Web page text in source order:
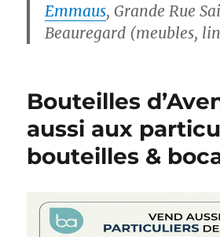
Emmaus, Grande Rue
Beauregard (meubles,
Bouteilles
aussi aux
bouteilles &